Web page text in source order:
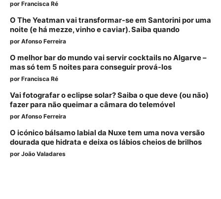
por Francisca Ré
O The Yeatman vai transformar-se em Santorini por uma
noite (e há mezze, vinho e caviar). Saiba quando
por Afonso Ferreira
O melhor bar do mundo vai servir cocktails no Algarve –
mas só tem 5 noites para conseguir prová-los
por Francisca Ré
Vai fotografar o eclipse solar? Saiba o que deve (ou não)
fazer para não queimar a câmara do telemóvel
por Afonso Ferreira
O icónico bálsamo labial da Nuxe tem uma nova versão
dourada que hidrata e deixa os lábios cheios de brilhos
por João Valadares